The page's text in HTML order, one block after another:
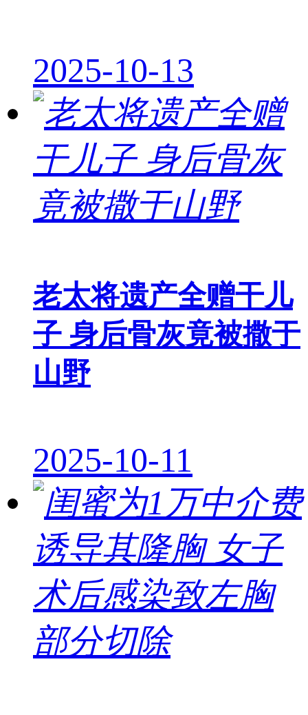
2025-10-13
老太将遗产全赠干儿
子 身后骨灰竟被撒于
山野
2025-10-11